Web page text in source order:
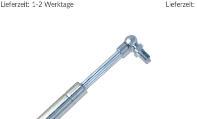
Lieferzeit: 1-2 Werktage Lieferzeit: